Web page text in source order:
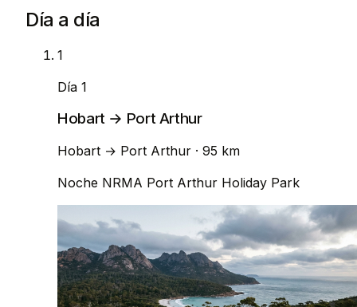
Día a día
1
Día 1
Hobart → Port Arthur
Hobart → Port Arthur · 95 km
Noche NRMA Port Arthur Holiday Park